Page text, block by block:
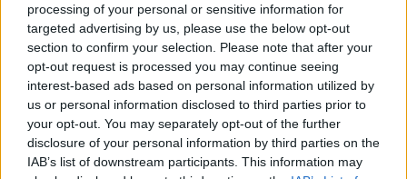
processing of your personal or sensitive information for
targeted advertising by us, please use the below opt-out
section to confirm your selection. Please note that after your
opt-out request is processed you may continue seeing
interest-based ads based on personal information utilized by
us or personal information disclosed to third parties prior to
your opt-out. You may separately opt-out of the further
disclosure of your personal information by third parties on the
IAB’s list of downstream participants. This information may
Suomipop Festivaali
viikonloppuna Oulussa